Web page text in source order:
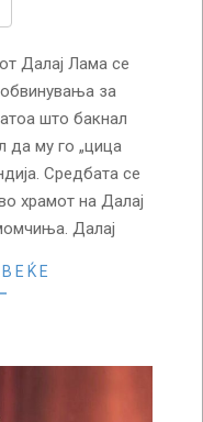
Далај Лама се
обвинувања за
што бакнал
да му го „цица
Средбата се
храмот на Далај
Далај